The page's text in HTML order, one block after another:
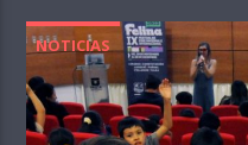
NOTICIAS